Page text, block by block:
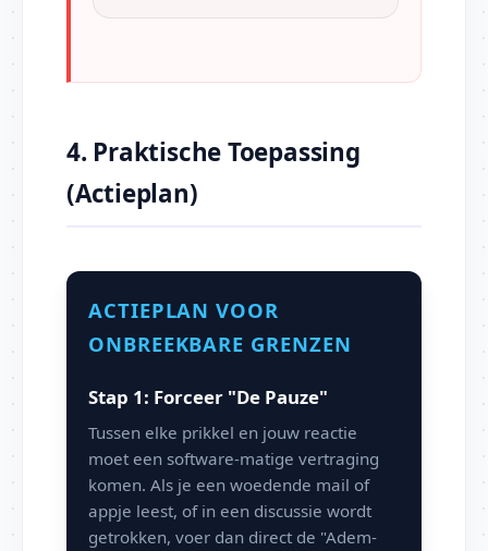
4. Praktische Toepassing
(Actieplan)
ACTIEPLAN VOOR
ONBREEKBARE GRENZEN
Stap 1: Forceer "De Pauze"
Tussen elke prikkel en jouw reactie
moet een software-matige vertraging
komen. Als je een woedende mail of
appje leest, of in een discussie wordt
getrokken, voer dan direct de "Adem-